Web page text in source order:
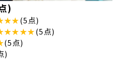
)
(5点)
(5点)
(5点)
)